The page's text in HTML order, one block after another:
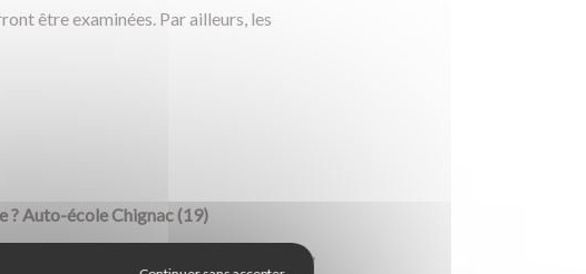
être examinées. Par ailleurs, les
? Auto-école Chignac (19)
plus parcourir 1000 Km minimum, il n'y